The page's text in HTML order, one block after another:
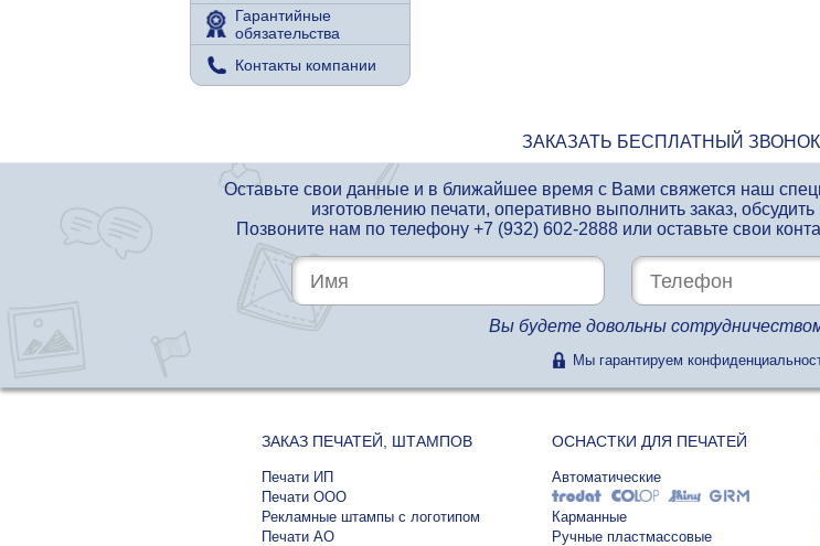
Гарантийные
обязательства
Контакты компании
ЗАКАЗАТЬ БЕСПЛАТНЫЙ
Оставьте свои данные и в ближайшее время с Вами свяжется наш
изготовлению печати, оперативно выполнить заказ,
Позвоните нам по телефону +7 (932) 602-2888или оставьте свои
Вы будете довольны
Мы гарантируем
ЗАКАЗ ПЕЧАТЕЙ, ШТАМПОВ
Печати ИП
Печати ООО
Рекламные штампы с логотипом
Печати АО
ОСНАСТКИ ДЛЯ ПЕЧАТЕЙ
Автоматические
Карманные
Ручные пластмассовые